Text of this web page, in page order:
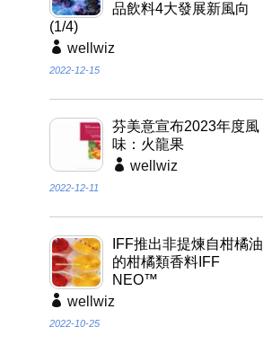
品飲料4大發展新風向
(1/4)
wellwiz
2022-12-15
芬美意宣布2023年度風
味：火龍果
wellwiz
2022-12-11
IFF推出非提煉自柑橘油
的柑橘類香料IFF
NEO™
wellwiz
2022-10-25